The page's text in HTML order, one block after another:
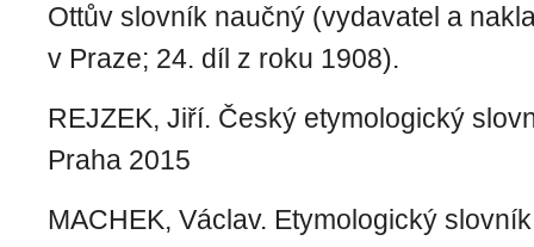
Ottův slovník naučný (vydavatel a
v Praze; 24. díl z roku 1908).
REJZEK, Jiří. Český etymologický
Praha 2015
MACHEK, Václav. Etymologický